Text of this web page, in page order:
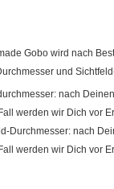
Gobo wird nach
und
nach
werden wir Dich vor
Durchmesser: nach
werden wir Dich vor